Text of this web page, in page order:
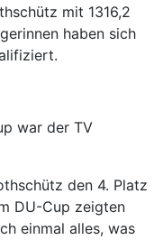
mit 1316,2
haben sich
war der TV
den 4. Platz
DU-Cup zeigten
einmal alles, was